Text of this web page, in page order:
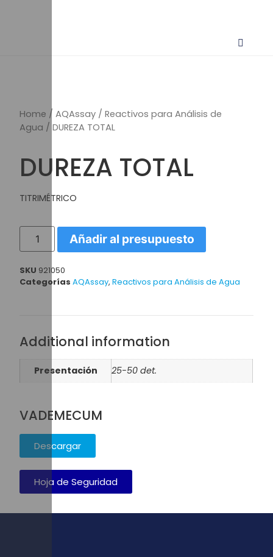
Home /AQAssay /Reactivos para Análisis de
Agua / DUREZA TOTAL
DUREZA TOTAL
TITRIMÉTRICO
Añadir al presupuesto
SKU 921050
Categorías AQAssay,Reactivos para Análisis de Agua
Additional information
Presentación 25-50 det.
VADEMECUM
Descargar
Hoja de Seguridad